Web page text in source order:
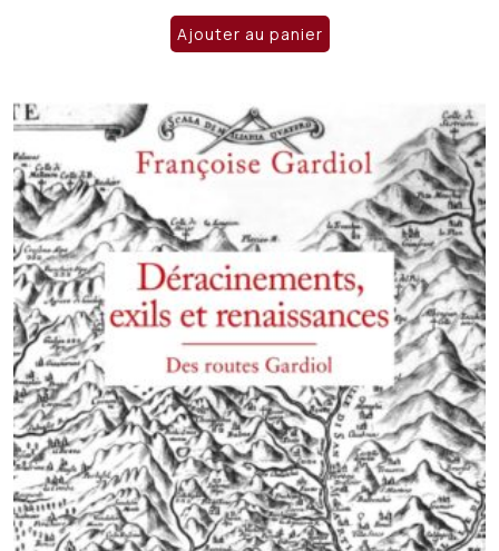
initial
Ajouter au panier